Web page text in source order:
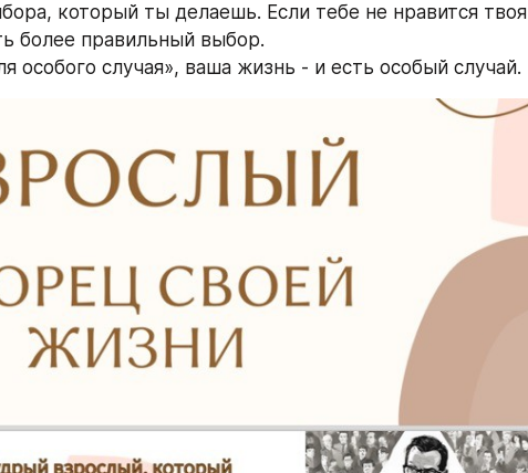
который ты делаешь. Если тебе не нравится твоя
более правильный выбор.
особого случая», ваша жизнь - и есть особый случай.